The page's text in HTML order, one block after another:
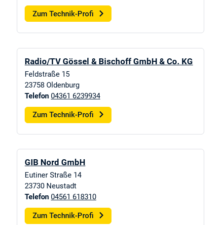
Zum Technik-Profi
Radio/TV Gössel & Bischoff GmbH & Co. KG
Feldstraße 15
23758 Oldenburg
Telefon 04361 6239934
Zum Technik-Profi
GIB Nord GmbH
Eutiner Straße 14
23730 Neustadt
Telefon 04561 618310
Zum Technik-Profi